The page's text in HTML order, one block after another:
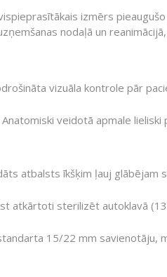
izmērs
nodaļā un
vizuāla kontrole pār
Anatomiski veidotā apmale
atbalsts īkšķim ļauj glābējam
atkārtoti sterilizēt autoklavā
15/22 mm savienotāju,